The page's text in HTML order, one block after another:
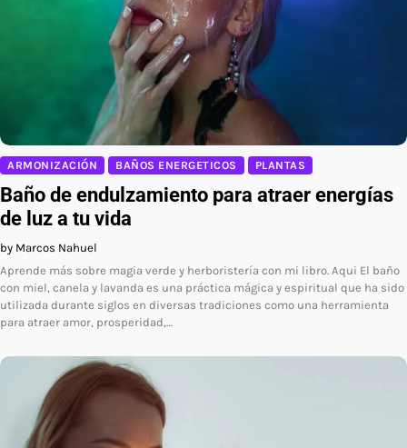
ARMONIZACIÓN BAÑOS ENERGETICOS PLANTAS
Baño de endulzamiento para atraer energías
de luz a tu vida
by Marcos Nahuel
Aprende más sobre magia verde y herboristería con mi libro. Aqui El baño
con miel, canela y lavanda es una práctica mágica y espiritual que ha sido
utilizada durante siglos en diversas tradiciones como una herramienta
para atraer amor, prosperidad,…